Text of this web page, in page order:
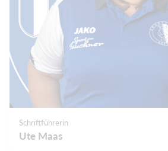
Schriftführerin
Ute Maas